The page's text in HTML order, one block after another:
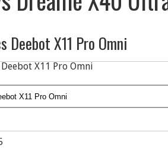
Deebot X11 Pro Omni